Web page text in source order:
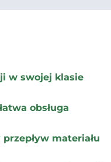
w swojej klasie
obsługa
materiału